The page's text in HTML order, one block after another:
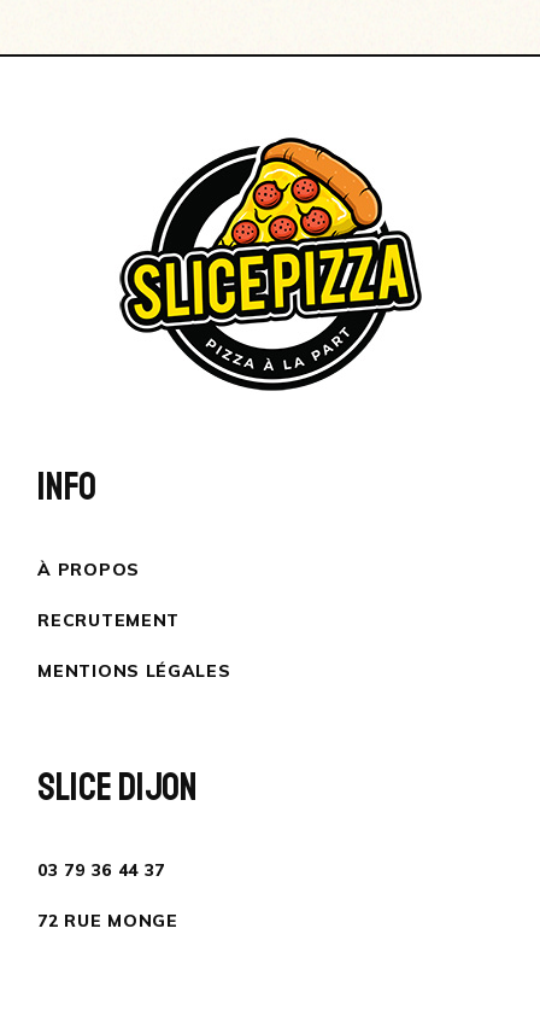
INFO
À PROPOS
RECRUTEMENT
MENTIONS LÉGALES
SLICE DIJON
03 79 36 44 37
72 RUE MONGE